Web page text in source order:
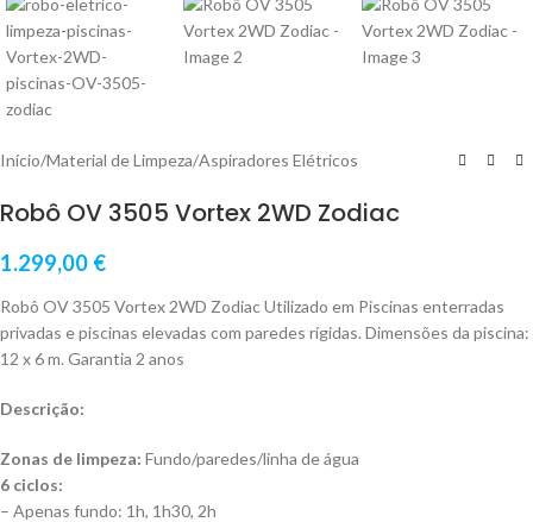
Início/Material de Limpeza/Aspiradores Elétricos
Robô OV 3505 Vortex 2WD Zodiac
1.299,00 €
Robô OV 3505 Vortex 2WD Zodiac Utilizado em Piscinas enterradas
privadas e piscinas elevadas com paredes rígidas. Dimensões da piscina:
12 x 6 m. Garantia 2 anos
Descrição:
Zonas de limpeza: Fundo/paredes/linha de água
6 ciclos:
– Apenas fundo: 1h, 1h30, 2h